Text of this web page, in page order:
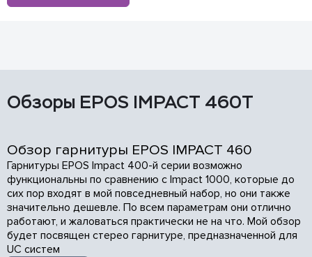
Обзоры EPOS IMPACT 460T
Обзор гарнитуры EPOS IMPACT 460
Гарнитуры EPOS Impact 400-й серии возможно
функциональны по сравнению с Impact 1000, которые до
сих пор входят в мой повседневный набор, но они также
значительно дешевле. По всем параметрам они отлично
работают, и жаловаться практически не на что. Мой обзор
будет посвящен стерео гарнитуре, предназначенной для
UC систем